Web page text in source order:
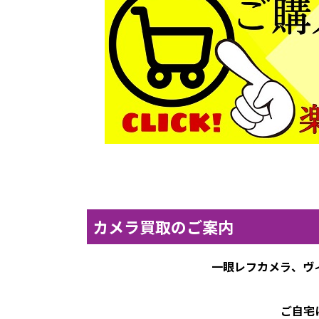
カメラ買取のご案内
一眼レフカメラ、
ご自